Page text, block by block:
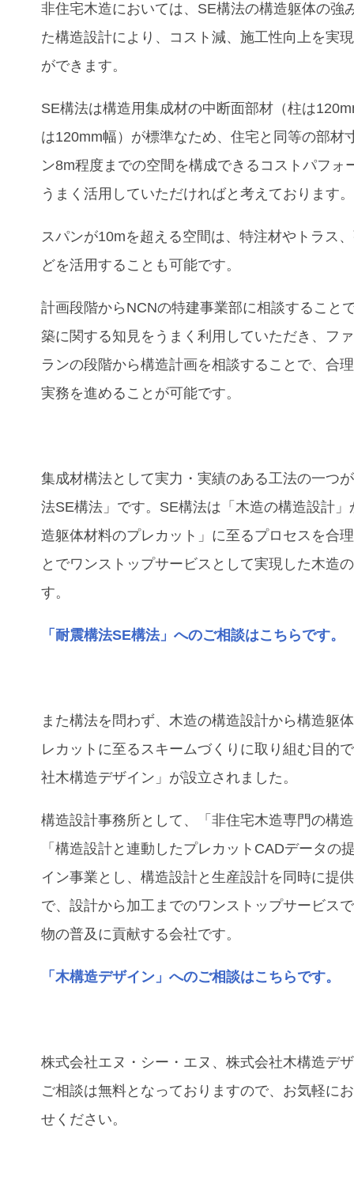
非住宅木造においては、SE構法の構造躯体の強
た構造設計により、コスト減、施工性向上を実
ができます。
SE構法は構造用集成材の中断面部材（柱は
は120mm幅）が標準なため、住宅と同等の部材
ン8m程度までの空間を構成できるコストパフォ
うまく活用していただければと考えております。
スパンが10mを超える空間は、特注材やトラス
どを活用することも可能です。
計画段階からNCNの特建事業部に相談すること
築に関する知見をうまく利用していただき、フ
ランの段階から構造計画を相談することで、合
実務を進めることが可能です。
集成材構法として実力・実績のある工法の一つ
法SE構法」です。SE構法は「木造の構造設計」
造躯体材料のプレカット」に至るプロセスを合
とでワンストップサービスとして実現した木造
す。
「耐震構法SE構法」へのご相談はこちらです。
また構法を問わず、木造の構造設計から構造躯
レカットに至るスキームづくりに取り組む目的
社木構造デザイン」が設立されました。
構造設計事務所として、「⾮住宅⽊造専⾨の構
「構造設計と連動したプレカットCADデータの
イン事業とし、構造設計と⽣産設計を同時に提
で、設計から加工までのワンストップサービス
物の普及に貢献する会社です。
「木構造デザイン」へのご相談はこちらです。
株式会社エヌ・シー・エヌ、株式会社木構造デ
ご相談は無料となっておりますので、お気軽に
せください。